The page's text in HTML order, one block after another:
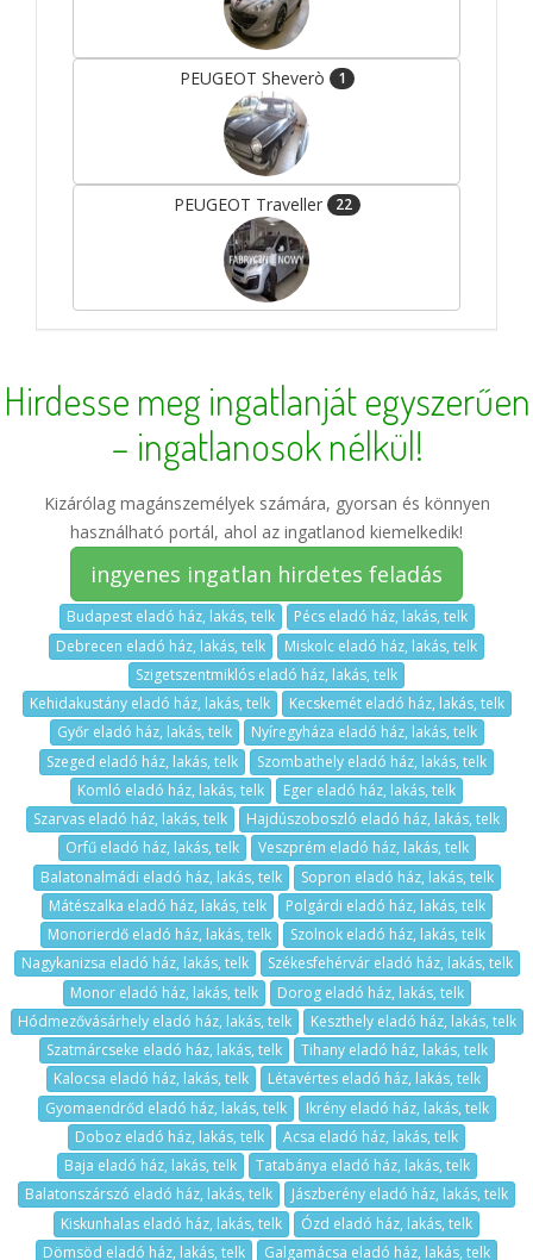
PEUGEOT Sheverò 1
PEUGEOT Traveller 22
Hirdesse meg ingatlanját egyszerűen
– ingatlanosok nélkül!
Kizárólag magánszemélyek számára, gyorsan és könnyen
használható portál, ahol az ingatlanod kiemelkedik!
ingyenes ingatlan hirdetes feladás
Budapest eladó ház, lakás, telk
Pécs eladó ház, lakás, telk
Debrecen eladó ház, lakás, telk
Miskolc eladó ház, lakás, telk
Szigetszentmiklós eladó ház, lakás, telk
Kehidakustány eladó ház, lakás, telk
Kecskemét eladó ház, lakás, telk
Győr eladó ház, lakás, telk
Nyíregyháza eladó ház, lakás, telk
Szeged eladó ház, lakás, telk
Szombathely eladó ház, lakás, telk
Komló eladó ház, lakás, telk
Eger eladó ház, lakás, telk
Szarvas eladó ház, lakás, telk
Hajdúszoboszló eladó ház, lakás, telk
Orfű eladó ház, lakás, telk
Veszprém eladó ház, lakás, telk
Balatonalmádi eladó ház, lakás, telk
Sopron eladó ház, lakás, telk
Mátészalka eladó ház, lakás, telk
Polgárdi eladó ház, lakás, telk
Monorierdő eladó ház, lakás, telk
Szolnok eladó ház, lakás, telk
Nagykanizsa eladó ház, lakás, telk
Székesfehérvár eladó ház, lakás, telk
Monor eladó ház, lakás, telk
Dorog eladó ház, lakás, telk
Hódmezővásárhely eladó ház, lakás, telk
Keszthely eladó ház, lakás, telk
Szatmárcseke eladó ház, lakás, telk
Tihany eladó ház, lakás, telk
Kalocsa eladó ház, lakás, telk
Létavértes eladó ház, lakás, telk
Gyomaendrőd eladó ház, lakás, telk
Ikrény eladó ház, lakás, telk
Doboz eladó ház, lakás, telk
Acsa eladó ház, lakás, telk
Baja eladó ház, lakás, telk
Tatabánya eladó ház, lakás, telk
Balatonszárszó eladó ház, lakás, telk
Jászberény eladó ház, lakás, telk
Kiskunhalas eladó ház, lakás, telk
Ózd eladó ház, lakás, telk
Dömsöd eladó ház, lakás, telk
Galgamácsa eladó ház, lakás, telk